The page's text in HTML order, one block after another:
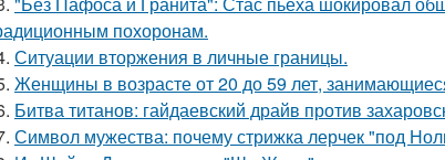
похоронам.
Ситуации вторжения в личные границы.
Женщины в возрасте от 20 до 59 лет,
Битва титанов: гайдаевский драйв против
Символ мужества: почему стрижка лерчек "под